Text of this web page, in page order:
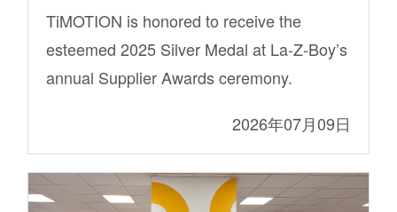
TiMOTION is honored to receive the
esteemed 2025 Silver Medal at La-Z-Boy’s
annual Supplier Awards ceremony.
2026年07月09日